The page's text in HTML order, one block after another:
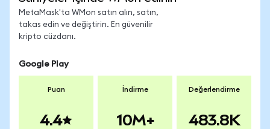
MetaMask'ta WMon satın alın, satın,
takas edin ve değiştirin. En güvenilir
kripto cüzdanı.
Google Play
Puan
4.4
İndirme
10M+
Değerlendirme
483.8K